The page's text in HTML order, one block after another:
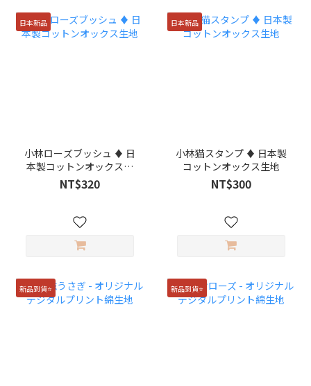
日本新品
小林ローズブッシュ ♦ 日
本製コットンオックス生
地
NT$320
日本新品
小林猫スタンプ ♦ 日本製
コットンオックス生地
NT$300
新品到貨⭐️ 新品到貨⭐️